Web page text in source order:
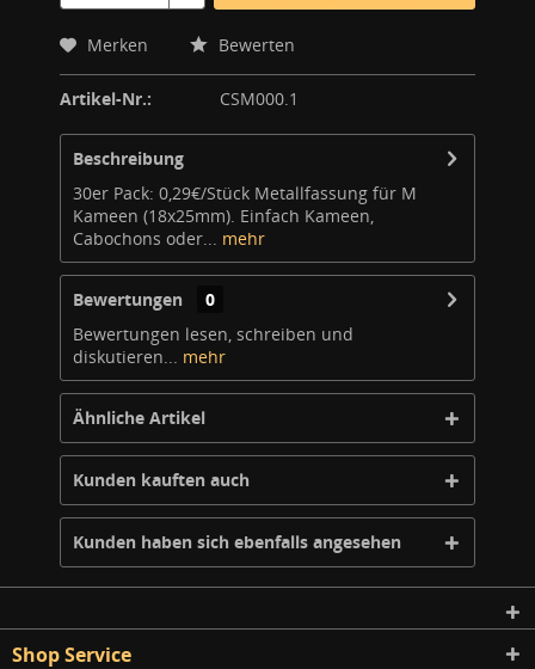
Merken Bewerten
Artikel-Nr.: CSM000.1
Beschreibung
30er Pack: 0,29€/Stück Metallfassung für M
Kameen (18x25mm). Einfach Kameen,
Cabochons oder... mehr
Bewertungen
0
Bewertungen lesen, schreiben und
diskutieren... mehr
Ähnliche Artikel
Kunden kauften auch
Kunden haben sich ebenfalls angesehen
Shop Service